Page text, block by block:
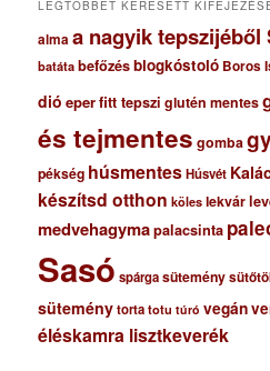
LEGTÖBBET KERESETT
almaa nagyik tepszijéből
batáta befőzésblogkóstoló Boros
dió eperfitt tepszi glutén mentes
és tejmentes gomba
pékség húsmentesHúsvét
készítsd otthon köles lekvár
medvehagymapalacsinta
Sasó spárgasütemény
süteménytorta totu túró vegán
éléskamra lisztkeverék